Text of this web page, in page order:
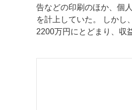
案内
発刊案内 JFPI印刷
告などの印刷のほか、個
を計上していた。 しかし
2200万円にとどまり、収